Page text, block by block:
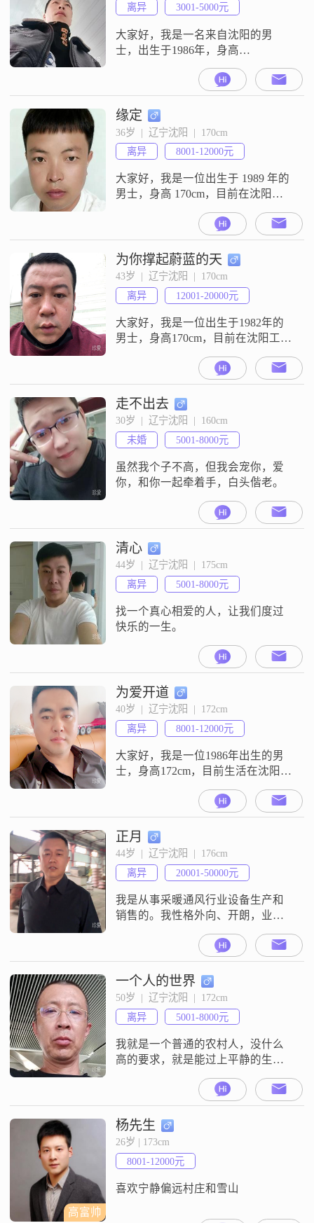
离异 3001-5000元
大家好，我是一名来自沈阳的男
士，出生于1986年，身高
170cm##3002##我的月收入在3001到
5000元之间，目前从事一些基础的
工作##3002##虽然我的学历是高中
及以下，但我一直保持着乐观积极
的生活态度##3002##我热爱户外探
险，喜欢挑战自我，也享受在大自
然中找到的那份宁静##3002##钓鱼
是我特别喜
缘定
36岁  |  辽宁沈阳  |  170cm
离异
8001-12000元
大家好，我是一位出生于 1989 年的
男士，身高 170cm，目前在沈阳工
作##3002##我的月收入在 8001 -
12000 元之间，学历是高中及以下
##3002##我觉得自己在感情中比较
真诚相待，相信行动能胜于言语
##3002##我不是那种擅长花言巧语
的人，但我会用实际行动去证明自
己的真心##3002##我对待
为你撑起蔚蓝的天
43岁  |  辽宁沈阳  |  170cm
离异
12001-20000元
大家好，我是一位出生于1982年的
男士，身高170cm，目前在沈阳工作
##3002##我的月收入在12001到
20000元之间，虽然学历是高中及以
下，但我一直保持着稳重可靠
##3001##乐观积极的态度##3002##
在生活中，我对待事物总是耐心包
容，善于倾听他人的想法和感受
##3002##我认为，家庭是生活中最
重要的
走不出去
30岁  |  辽宁沈阳  |  160cm
未婚
5001-8000元
虽然我个子不高，但我会宠你，爱
你，和你一起牵着手，白头偕老。
清心
44岁  |  辽宁沈阳  |  175cm
离异
5001-8000元
找一个真心相爱的人，让我们度过
快乐的一生。
为爱开道
40岁  |  辽宁沈阳  |  172cm
离异
8001-12000元
大家好，我是一位1986年出生的男
士，身高172cm，目前生活在沈阳
信事情会朝好的方向发展##3002##
在生活中，我成熟稳重，能够妥善
处理各种问题，让人感到安心
##3002##同时，我也非常幽默风
趣，善于用轻松的方式与人交流，
让气氛变得愉快##3002##虽然我的
学历是高中及以下
正月
44岁  |  辽宁沈阳  |  176cm
离异
20001-50000元
我是从事采暖通风行业设备生产和
销售的。我性格外向、开朗，业余
希望遇到真心待我的另一伴组建一
个温馨的家庭，经营属于我们的美
好生活。如果你对我的第一印象还
不错的话，我们可以先聊聊接触一
下！
一个人的世界
50岁  |  辽宁沈阳  |  172cm
离异
5001-8000元
我就是一个普通的农村人，没什么
高的要求，就是能过上平静的生
高富帅
杨先生
26岁 | 173cm
8001-12000元
喜欢宁静偏远村庄和雪山